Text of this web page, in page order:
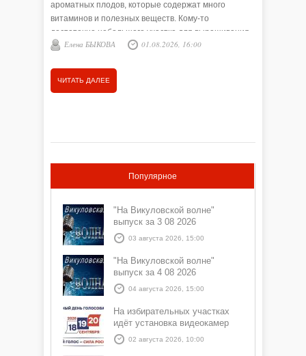
ароматных плодов, которые содержат много
витаминов и полезных веществ. Кому-то
достаточно небольшого участка для выращивания
ягод, а кто-то разводит целые сады.
Елена БЫКОВА 01.08.2026, 16:00
ЧИТАТЬ ДАЛЕЕ
Популярное
"На Викуловской волне"
выпуск за 3 08 2026
03 августа 2026, 15:00
"На Викуловской волне"
выпуск за 4 08 2026
04 августа 2026, 15:00
На избирательных участках
идёт установка видеокамер
02 августа 2026, 10:00